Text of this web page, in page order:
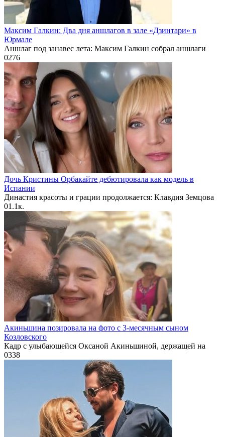
Максим Галкин: Два дня аншлагов в зале «Дзинтари» в
Юрмале
Аншлаг под занавес лета: Максим Галкин собрал аншлаги
0276
Дочь Кристины Орбакайте дебютировала как модель в
Испании
Династия красоты и грации продолжается: Клавдия Земцова
01.1к.
Акиньшина позировала на фото с 3-месячным сыном
Козловского
Кадр с улыбающейся Оксаной Акиньшиной, держащей на
0338